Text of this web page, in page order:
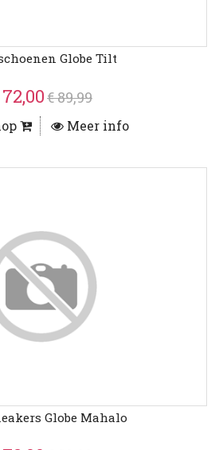
Globe Tilt
€ 89,99
Meer info
Globe Mahalo